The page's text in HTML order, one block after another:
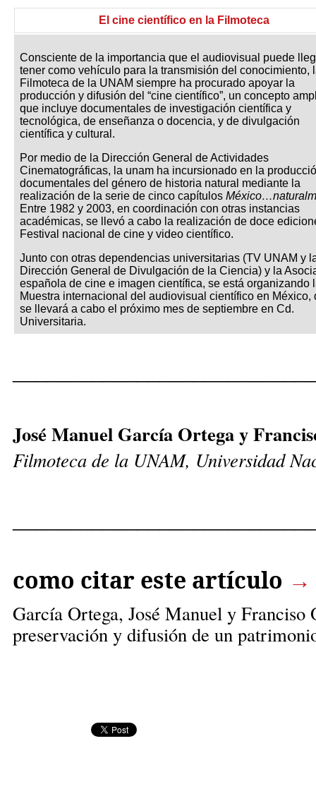
El cine científico en la Filmoteca
Consciente de la importancia que el audiovisual puede
tener como vehículo para la transmisión del conocimiento,
Filmoteca de la UNAM siempre ha procurado apoyar la
producción y difusión del “cine científico”, un concepto
que incluye documentales de investigación científica y
tecnológica, de enseñanza o docencia, y de divulgación
científica y cultural.
Por medio de la Dirección General de Actividades
Cinematográficas, la unam ha incursionado en la
documentales del género de historia natural mediante la
realización de la serie de cinco capítulos
Entre 1982 y 2003, en coordinación con otras instancias
académicas, se llevó a cabo la realización de doce
Festival nacional de cine y video científico.
Junto con otras dependencias universitarias (TV UNAM y
Dirección General de Divulgación de la Ciencia) y la
española de cine e imagen científica, se está organizando
Muestra internacional del audiovisual científico en México,
se llevará a cabo el próximo mes de septiembre en Cd.
Universitaria.
José Manuel García Ortega y
Filmoteca de la UNAM, Universidad
como citar este artículo →
García Ortega, José Manuel y Franciso
preservación y difusión de un